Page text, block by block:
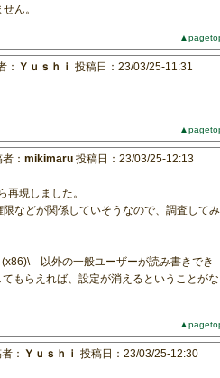
ん。
： Ｙｕｓｈｉ 投稿日：23/03/25-11:31
： mikimaru 投稿日：23/03/25-12:13
現しました。
などが関係していそうなので、調査してみ
以外の一般ユーザーが読み書きでき
もらえれば、設定が消えるということがな
： Ｙｕｓｈｉ 投稿日：23/03/25-12:30